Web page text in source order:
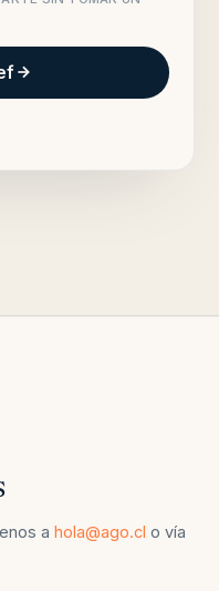
ahola@ago.cl o vía